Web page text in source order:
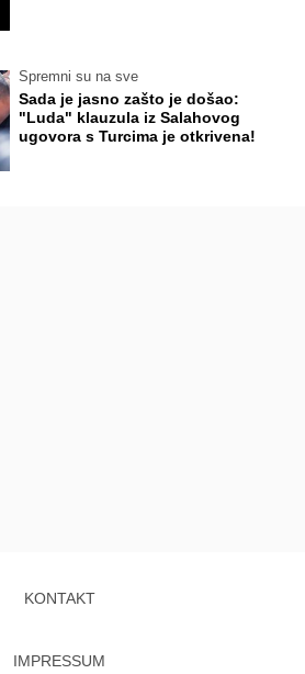
Spremni su na sve
Sada je jasno zašto je došao:
"Luda" klauzula iz Salahovog
ugovora s Turcima je otkrivena!
KONTAKT
IMPRESSUM